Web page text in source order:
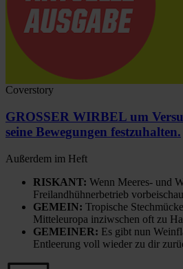
Coverstory
GROSSER WIRBEL um
seine Bewegungen festzuhalten.
Außerdem im Heft
RISKANT: Wenn Meeres- und
Freilandhühnerbetrieb
GEMEIN: Tropische
Mitteleuropa inziwschen oft zu
GEMEINER: Es gibt nun
Entleerung voll wieder zu dir